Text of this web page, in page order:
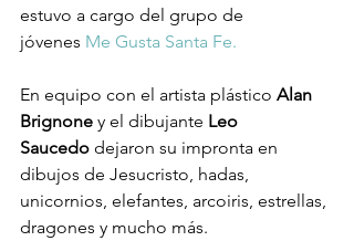
estuvo a cargo del grupo de
jóvenes Me Gusta Santa Fe.
En equipo con el artista plástico Alan
Brignone y el dibujante Leo
Saucedo dejaron su impronta en
dibujos de Jesucristo, hadas,
unicornios, elefantes, arcoiris, estrellas,
dragones y mucho más.